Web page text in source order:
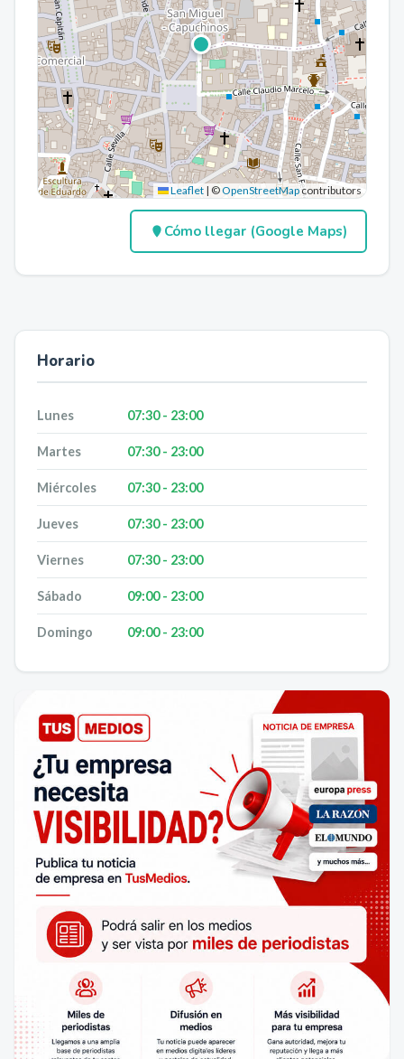
Leaflet | ©OpenStreetMapcontributors
Cómo llegar (Google Maps)
Horario
Lunes 07:30 - 23:00
Martes 07:30 - 23:00
Miércoles 07:30 - 23:00
Jueves 07:30 - 23:00
Viernes 07:30 - 23:00
Sábado 09:00 - 23:00
Domingo 09:00 - 23:00